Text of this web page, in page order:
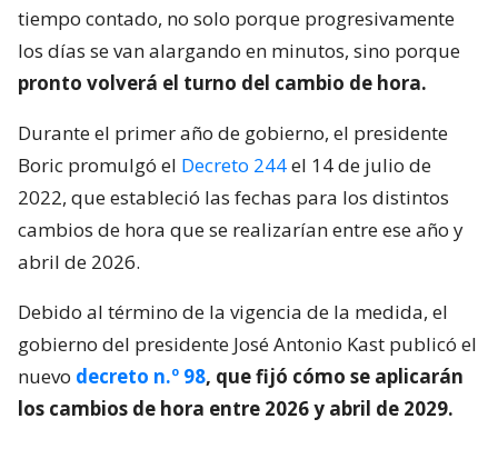
tiempo contado, no solo porque progresivamente
los días se van alargando en minutos, sino porque
pronto volverá el turno del cambio de hora.
Durante el primer año de gobierno, el presidente
Boric promulgó el Decreto 244el 14 de julio de
2022, que estableció las fechas para los distintos
cambios de hora que se realizarían entre ese año y
abril de 2026.
Debido al término de la vigencia de la medida, el
gobierno del presidente José Antonio Kast publicó el
nuevo decreto n.º 98, que fijó cómo se aplicarán
los cambios de hora entre 2026 y abril de 2029.